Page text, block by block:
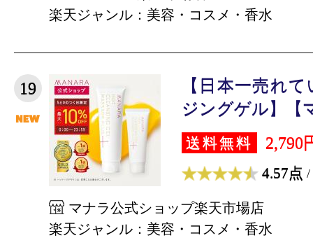
楽天ジャンル：美容・コスメ・香水
19
【日本一売れ
ジングゲル】【
送料無料 2,790
4.57点 /
マナラ公式ショップ楽天市場店
楽天ジャンル：美容・コスメ・香水